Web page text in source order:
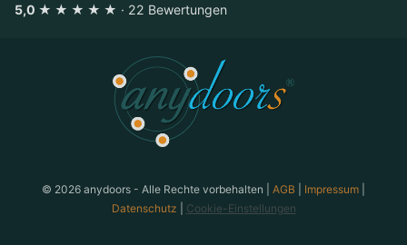
5,0 ★ ★ ★ ★ ★ · 22 Bewertungen
© 2026 anydoors - Alle Rechte vorbehalten | AGB Impressum
Datenschutz
Cookie-Einstellungen